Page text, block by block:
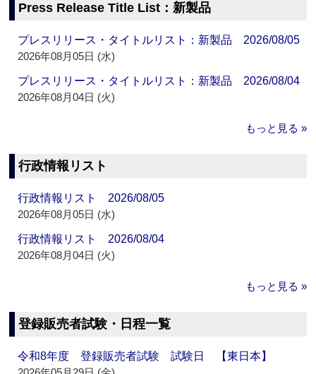
Press Release Title List：新製品
プレスリリース・タイトルリスト：新製品 2026/08/05
2026年08月05日 (水)
プレスリリース・タイトルリスト：新製品 2026/08/04
2026年08月04日 (火)
もっと見る »
行政情報リスト
行政情報リスト 2026/08/05
2026年08月05日 (水)
行政情報リスト 2026/08/04
2026年08月04日 (火)
もっと見る »
登録販売者試験・日程一覧
令和8年度 登録販売者試験 試験日 【東日本】